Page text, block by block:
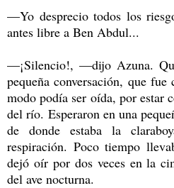
—Yo desprecio todos los
antes libre a Ben Abdul...
—¡Silencio!, —dijo Azuna.
pequeña conversación, que
modo podía ser oída, por estar
del río. Esperaron en una
de donde estaba la
respiración. Poco tiempo
dejó oír por dos veces en la
del ave nocturna.